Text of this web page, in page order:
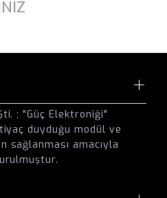
; "Güç Elektroniği"
duyduğu modül ve
sağlanması amacıyla